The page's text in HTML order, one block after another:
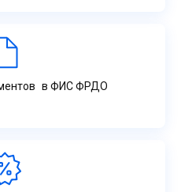
в ФИС ФРДО